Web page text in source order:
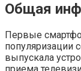
Общая
Первые
популяризации
выпускала